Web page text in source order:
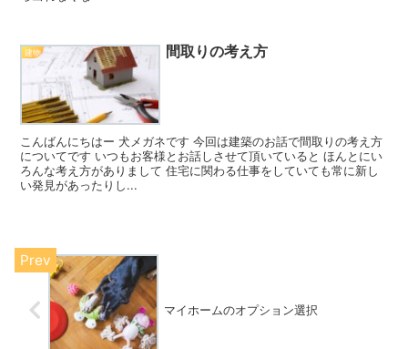
建物 間取りの考え方
こんばんにちはー 犬メガネです 今回は建築のお話で間取りの考え方
についてです いつもお客様とお話しさせて頂いていると ほんとにい
ろんな考え方がありまして 住宅に関わる仕事をしていても常に新し
い発見があったりし...
マイホームのオプション選択